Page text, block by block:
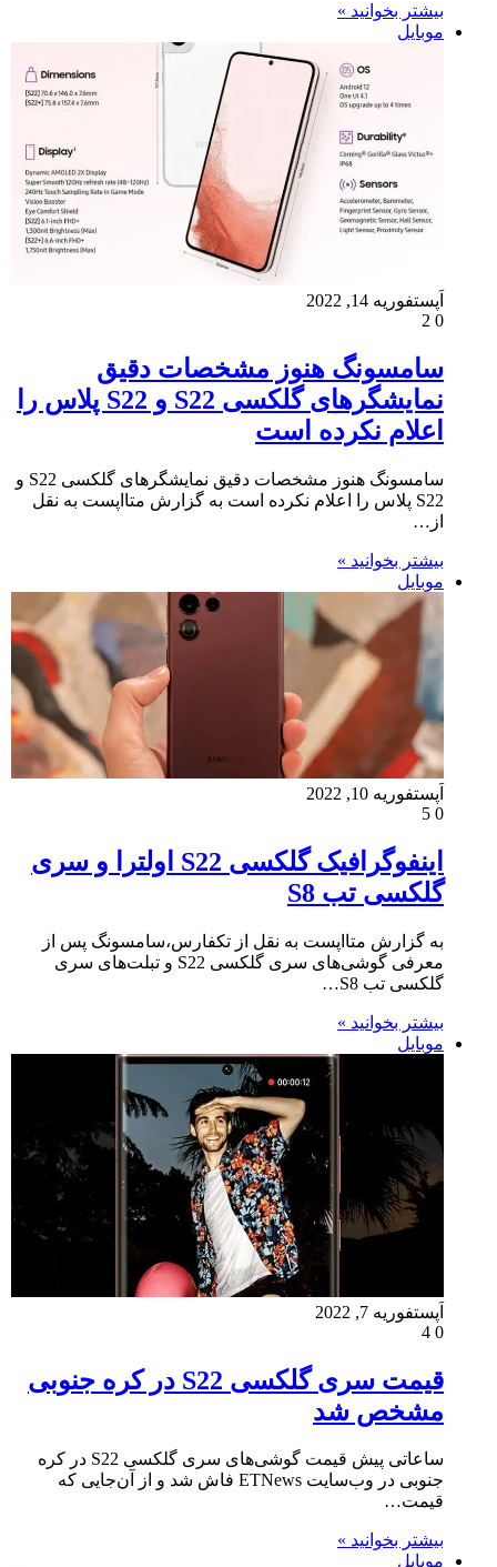
بیشتر بخوانید »
موبایل
اَپستفوریه 14, 2022
0
سامسونگ هنوز مشخصات دقیق
نمایشگرهای گلکسی S22 و S22 پلاس را
اعلام نکرده است
سامسونگ هنوز مشخصات دقیق نمایشگرهای گلکسی S22 و
S22 پلاس را اعلام نکرده است به گزارش متااپست به نقل
از…
بیشتر بخوانید »
موبایل
اَپستفوریه 10, 2022
0
اینفوگرافیک گلکسی S22 اولترا و سری
گلکسی تب S8
به گزارش متااپست به نقل از تکفارس،سامسونگ پس از
معرفی گوشی‌های سری گلکسی S22 و تبلت‌های سری
گلکسی تب S8…
بیشتر بخوانید »
موبایل
اَپستفوریه 7, 2022
0
قیمت سری گلکسی S22 در کره جنوبی
مشخص شد
ساعاتی پیش قیمت گوشی‌های سری گلکسی S22 در کره‌
جنوبی در وب‌سایت ETNews فاش شد و از آن‌جایی که
قیمت…
بیشتر بخوانید »
موبایل